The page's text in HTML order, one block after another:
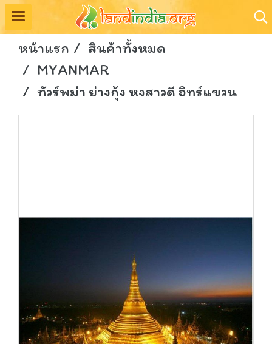
หน้าแรก
สินค้าทั้งหมด
MYANMAR
ทัวร์พม่า ย่างกุ้ง หงสาวดี อิทร์แขวน